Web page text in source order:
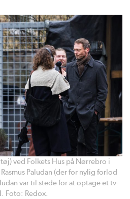
ved Folkets Hus på Nørrebro i
Paludan (der for nylig forlod
var til stede for at optage et tv-
Foto: Redox.